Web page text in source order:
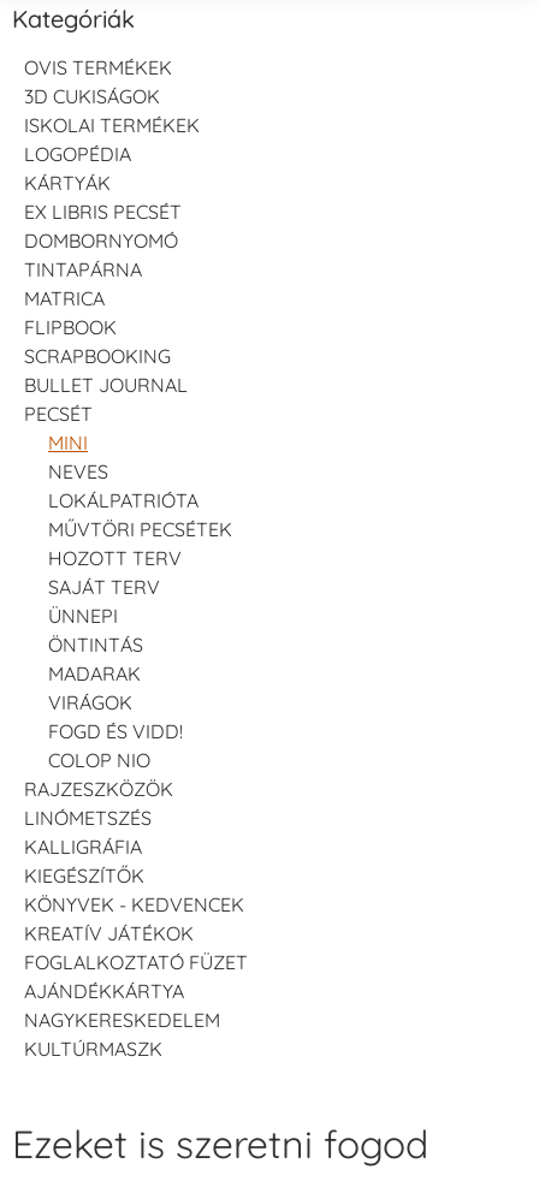
Kategóriák
OVIS TERMÉKEK
3D CUKISÁGOK
ISKOLAI TERMÉKEK
LOGOPÉDIA
KÁRTYÁK
EX LIBRIS PECSÉT
DOMBORNYOMÓ
TINTAPÁRNA
MATRICA
FLIPBOOK
SCRAPBOOKING
BULLET JOURNAL
PECSÉT
MINI
NEVES
LOKÁLPATRIÓTA
MŰVTÖRI PECSÉTEK
HOZOTT TERV
SAJÁT TERV
ÜNNEPI
ÖNTINTÁS
MADARAK
VIRÁGOK
FOGD ÉS VIDD!
COLOP NIO
RAJZESZKÖZÖK
LINÓMETSZÉS
KALLIGRÁFIA
KIEGÉSZÍTŐK
KÖNYVEK - KEDVENCEK
KREATÍV JÁTÉKOK
FOGLALKOZTATÓ FÜZET
AJÁNDÉKKÁRTYA
NAGYKERESKEDELEM
KULTÚRMASZK
Ezeket is szeretni fogod